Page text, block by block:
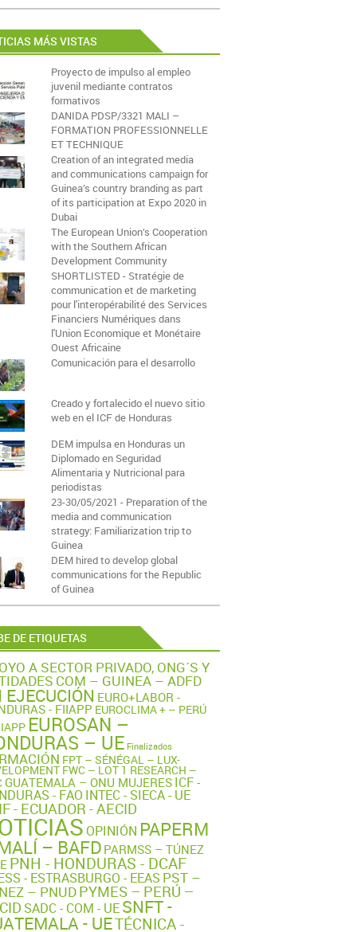
MÁS VISTAS
Proyecto de impulso al empleo
juvenil mediante contratos
formativos
DANIDA PDSP/3321 MALI –
FORMATION PROFESSIONNELLE
ET TECHNIQUE
Creation of an integrated media
and communications campaign for
Guinea’s country branding as part
of its participation at Expo 2020 in
Dubai
The European Union’s Cooperation
with the Southern African
Development Community
SHORTLISTED - Stratégie de
communication et de marketing
pour l'interopérabilité des Services
Financiers Numériques dans
l'Union Economique et Monétaire
Ouest Africaine
Comunicación para el desarrollo
Creado y fortalecido el nuevo sitio
web en el ICF de Honduras
DEM impulsa en Honduras un
Diplomado en Seguridad
Alimentaria y Nutricional para
periodistas
23-30/05/2021 - Preparation of the
media and communication
strategy: Familiarization trip to
Guinea
DEM hired to develop global
communications for the Republic
of Guinea
DE ETIQUETAS
A SECTOR PRIVADO, ONG´S Y
COM – GUINEA – ADFD
EJECUCIÓN EURO+LABOR -
- FIIAPP EUROCLIMA + – PERÚ
EUROSAN –
– UE Finalizados
FPT – SÉNÉGAL – LUX-
FWC – LOT 1 RESEARCH –
GUATEMALA – ONU MUJERES ICF -
- FAO INTEC - SIECA - UE
- ECUADOR - AECID
OPINIÓN PAPERM
– BAFDPARMSS – TÚNEZ
PNH - HONDURAS - DCAF
- ESTRASBURGO - EEAS PST –
– PNUDPYMES – PERÚ –
SADC - COM - UESNFT -
- UETÉCNICA -